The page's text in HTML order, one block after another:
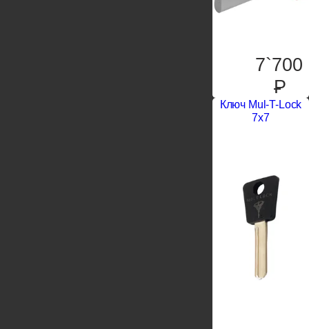
7`700
P
Ключ Mul-T-Lock
7x7